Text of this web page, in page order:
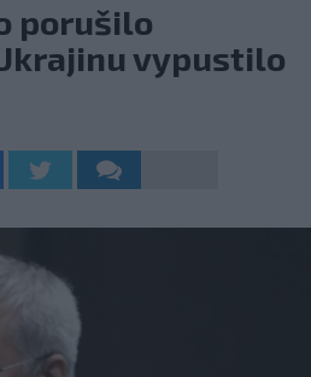
porušilo
vypustilo